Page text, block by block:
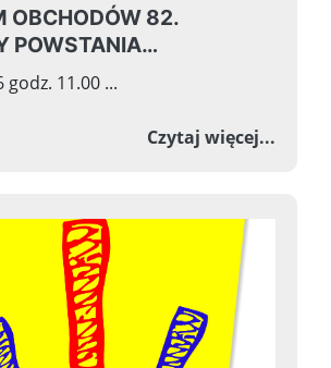
OBCHODÓW 82.
POWSTANIA
W ŚRODOWISKU
ARMII KRAJOWEJ
31 lipca 2026 godz. 11.00 ...
Czytaj więcej...o